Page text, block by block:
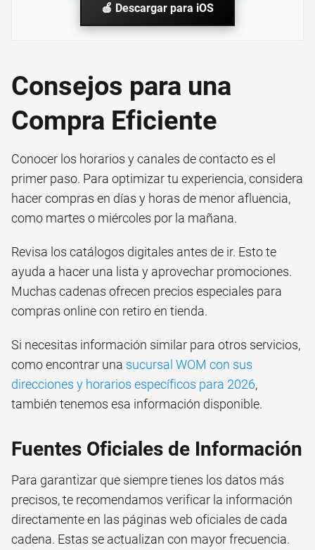
🍎 Descargar para iOS
Consejos para una
Compra Eficiente
Conocer los horarios y canales de contacto es el
primer paso. Para optimizar tu experiencia, considera
hacer compras en días y horas de menor afluencia,
como martes o miércoles por la mañana.
Revisa los catálogos digitales antes de ir. Esto te
ayuda a hacer una lista y aprovechar promociones.
Muchas cadenas ofrecen precios especiales para
compras online con retiro en tienda.
Si necesitas información similar para otros servicios,
como encontrar una sucursal WOM con sus
direcciones y horarios específicos para 2026,
también tenemos esa información disponible.
Fuentes Oficiales de Información
Para garantizar que siempre tienes los datos más
precisos, te recomendamos verificar la información
directamente en las páginas web oficiales de cada
cadena. Estas se actualizan con mayor frecuencia.